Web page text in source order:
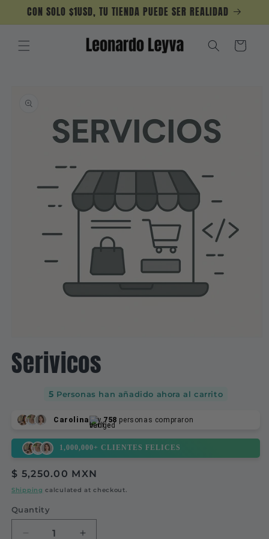
Skip to
content
CON SOLO $1USD, TU TIENDA PUEDE SER REALIDAD
Cart
information
1
in
Serivicos
5 Personas han añadido ahora al carrito
Carolina y 758 personas compraron
1,000,000+ CLIENTES FELICES
Regular
price
$ 5,250.00 MXN
Shipping calculated at checkout.
Quantity